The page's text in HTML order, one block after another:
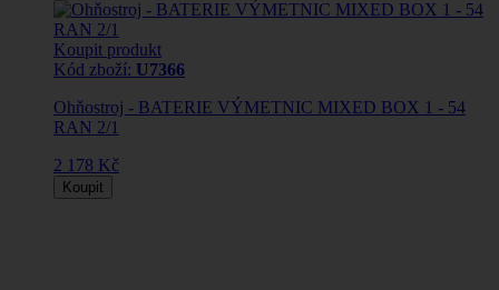
Koupit produkt
Kód zboží: U7366
Ohňostroj - BATERIE VÝMETNIC MIXED BOX 1 - 54
RAN 2/1
2 178 Kč
Koupit